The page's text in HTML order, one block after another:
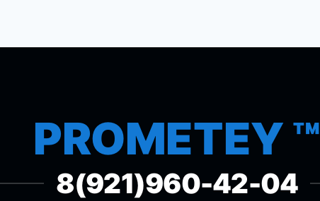
PROMETEY ™
8(921)960-42-04